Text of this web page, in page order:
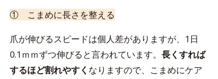
① こまめに長さを整える
爪が伸びるスピードは個人差がありますが、1日
0.1ｍｍずつ伸びると言われています。 長くすれば
するほど割れやすく なりますので、こまめにケア